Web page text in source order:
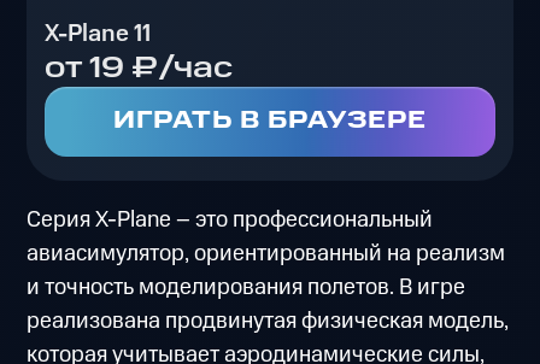
X-Plane 11
от 19 ₽/час
ИГРАТЬ В БРАУЗЕРЕ
Серия X-Plane – это профессиональный
авиасимулятор, ориентированный на реализм
и точность моделирования полетов. В игре
реализована продвинутая физическая модель,
которая учитывает аэродинамические силы,